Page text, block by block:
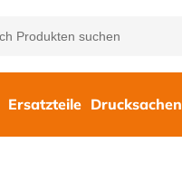
Ersatzteile Drucksachen